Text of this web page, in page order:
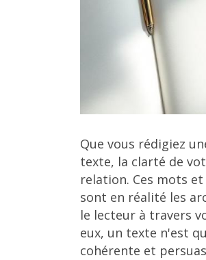
Que vous rédigiez
texte, la clarté de
relation. Ces mots
sont en réalité les
le lecteur à travers
eux, un texte n'est
cohérente et